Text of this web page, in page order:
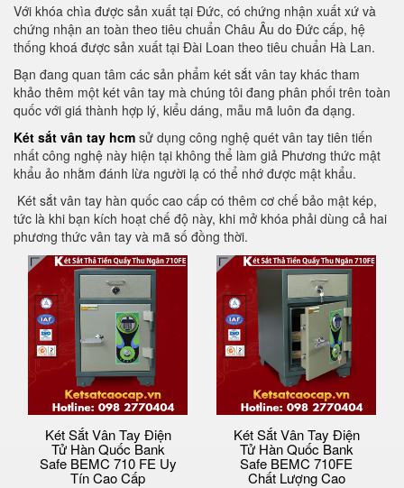
Với khóa chìa được sản xuất tại Đức, có chứng nhận xuất xứ và
chứng nhận an toàn theo tiêu chuẩn Châu Âu do Đức cấp, hệ
thống khoá được sản xuất tại Đài Loan theo tiêu chuẩn Hà Lan.
Bạn đang quan tâm các sản phẩm két sắt vân tay khác tham
khảo thêm một két vân tay mà chúng tôi đang phân phối trên toàn
quốc với giá thành hợp lý, kiểu dáng, mẫu mã luôn đa dạng.
Két sắt vân tay hcm sử dụng công nghệ quét vân tay tiên tiến
nhất công nghệ này hiện tại không thể làm giả Phương thức mật
khẩu ảo nhằm đánh lừa người lạ có thể nhớ được mật khẩu.
Két sắt vân tay hàn quốc cao cấp có thêm cơ chế bảo mật kép,
tức là khi bạn kích hoạt chế độ này, khi mở khóa phải dùng cả hai
phương thức vân tay và mã số đồng thời.
Két Sắt Vân Tay Điện
Tử Hàn Quốc Bank
Safe BEMC 710 FE Uy
Tín Cao Cấp
Két Sắt Vân Tay Điện
Tử Hàn Quốc Bank
Safe BEMC 710FE
Chất Lượng Cao